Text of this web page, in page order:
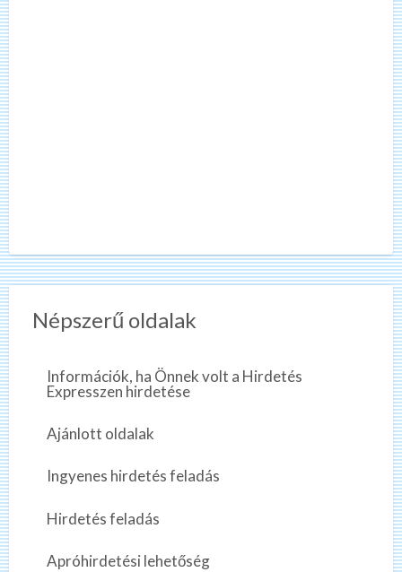
Népszerű oldalak
Információk, ha Önnek volt a Hirdetés
Expresszen hirdetése
Ajánlott oldalak
Ingyenes hirdetés feladás
Hirdetés feladás
Apróhirdetési lehetőség